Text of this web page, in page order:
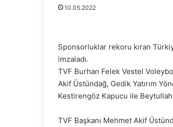
10.05.2022
Sponsorluklar rekoru kıran
imzaladı.
TVF Burhan Felek Vestel
Akif Üstündağ, Gedik Yatırım
Kestirengöz Kapucu ile Beytullah
TVF Başkanı Mehmet Akif